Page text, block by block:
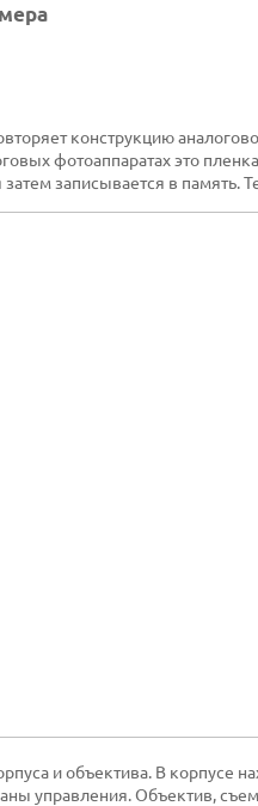
конструкцию
фотоаппаратах это
записывается в память.
и объектива. В корпусе
управления. Объектив,